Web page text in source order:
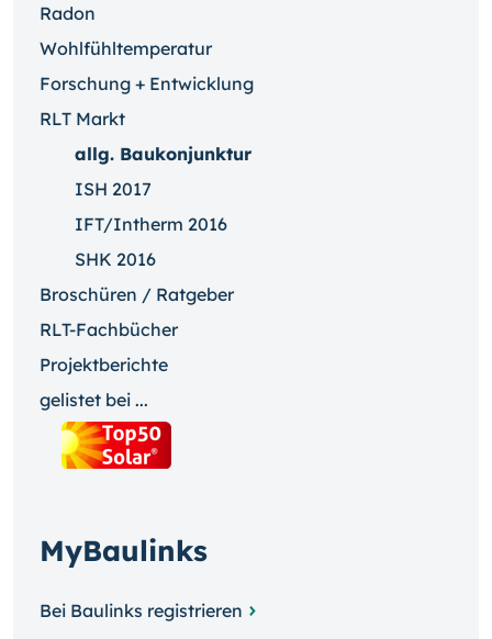
Radon
Wohlfühltemperatur
Forschung + Entwicklung
RLT Markt
allg. Baukonjunktur
ISH 2017
IFT/Intherm 2016
SHK 2016
Broschüren / Ratgeber
RLT-Fachbücher
Projektberichte
gelistet bei ...
MyBaulinks
Bei Baulinks registrieren